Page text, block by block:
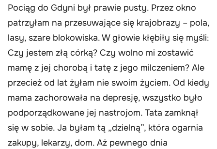
Pociąg do Gdyni był prawie pusty. Przez okno
patrzyłam na przesuwające się krajobrazy – pola,
lasy, szare blokowiska. W głowie kłębiły się myśli:
Czy jestem złą córką? Czy wolno mi zostawić
mamę z jej chorobą i tatę z jego milczeniem? Ale
przecież od lat żyłam nie swoim życiem. Od kiedy
mama zachorowała na depresję, wszystko było
podporządkowane jej nastrojom. Tata zamknął
się w sobie. Ja byłam tą „dzielną”, która ogarnia
zakupy, lekarzy, dom. Aż pewnego dnia